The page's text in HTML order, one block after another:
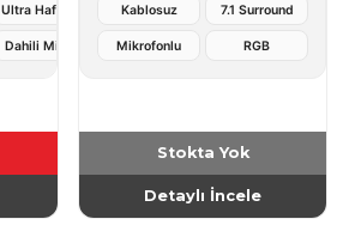
Ultra Hafif 165g
Dahili Mikrofon
Kablosuz 7.1 Surround
Mikrofonlu RGB
Stokta Yok
Detaylı İncele